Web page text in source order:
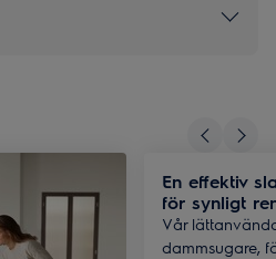
En effektiv
för synligt
Vår
dammsugare,